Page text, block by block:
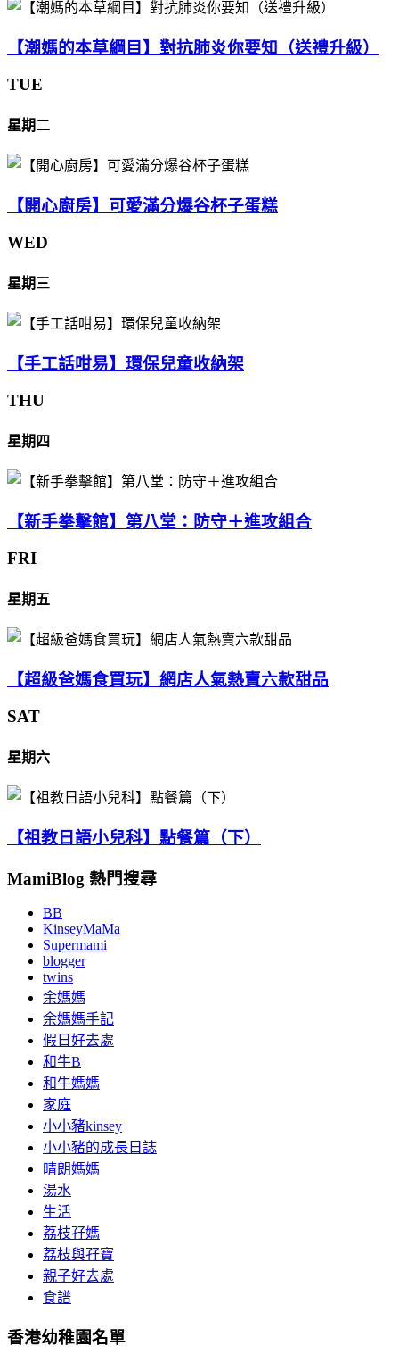
【潮媽的本草綱目】對抗肺炎你要知（送禮升級）
TUE
星期二
【開心廚房】可愛滿分爆谷杯子蛋糕
WED
星期三
【手工話咁易】環保兒童收納架
THU
星期四
【新手拳擊館】第八堂：防守＋進攻組合
FRI
星期五
【超級爸媽食買玩】網店人氣熱賣六款甜品
SAT
星期六
【祖教日語小兒科】點餐篇（下）
MamiBlog 熱門搜尋
BB
KinseyMaMa
Supermami
blogger
twins
余媽媽
余媽媽手記
假日好去處
和牛B
和牛媽媽
家庭
小小豬kinsey
小小豬的成長日誌
晴朗媽媽
湯水
生活
荔枝孖媽
荔枝與孖寶
親子好去處
食譜
香港幼稚園名單